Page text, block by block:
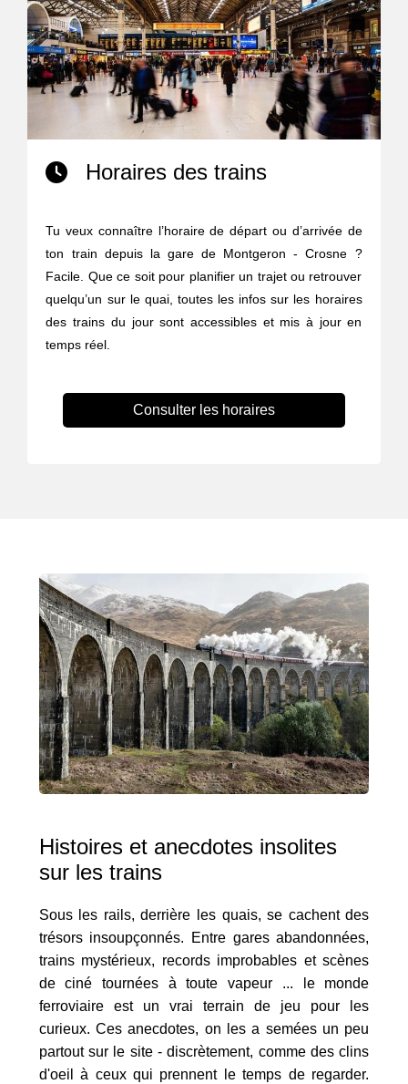
Horaires des trains
Tu veux connaître l’horaire de départ ou d’arrivée de
ton train depuis la gare de Montgeron - Crosne ?
Facile. Que ce soit pour planifier un trajet ou retrouver
quelqu’un sur le quai, toutes les infos sur les horaires
des trains du jour sont accessibles et mis à jour en
temps réel.
Consulter les horaires
Histoires et anecdotes insolites
sur les trains
Sous les rails, derrière les quais, se cachent des
trésors insoupçonnés. Entre gares abandonnées,
trains mystérieux, records improbables et scènes
de ciné tournées à toute vapeur ... le monde
ferroviaire est un vrai terrain de jeu pour les
curieux. Ces anecdotes, on les a semées un peu
partout sur le site - discrètement, comme des clins
d'oeil à ceux qui prennent le temps de regarder.